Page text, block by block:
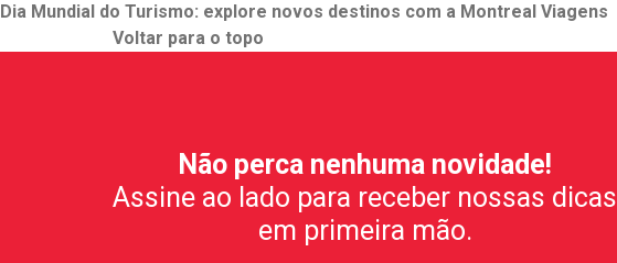
Dia Mundial do Turismo: explore novos destinos com a Montreal Viagens
Voltar para o topo
Não perca nenhuma novidade!
Assine ao lado para receber nossas dicas
em primeira mão.